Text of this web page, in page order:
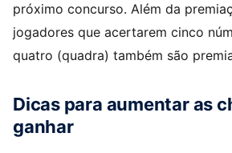
próximo concurso. Além da
jogadores que acertarem cinco
quatro (quadra) também são
Dicas para aumentar as
ganhar